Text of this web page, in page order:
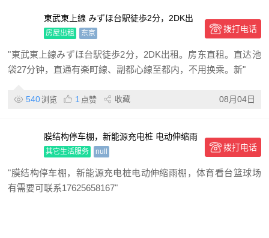
東武東上線 みずほ台駅徒歩2分，2DK出
租。房东直租
房屋出租 东京 拨打电话
"東武東上線みずほ台駅徒歩2分，2DK出租。房东直租。直达池
袋27分钟，直通有楽町線、副都心線至都内，不用换乘。新"
540浏览 1 点赞 收藏 08月04日
膜结构停车棚，新能源充电桩 电动伸缩雨
棚，体育看台篮球场
其它生活服务 null 拨打电话
"膜结构停车棚，新能源充电桩电动伸缩雨棚，体育看台篮球场
有需要可联系17625658167"